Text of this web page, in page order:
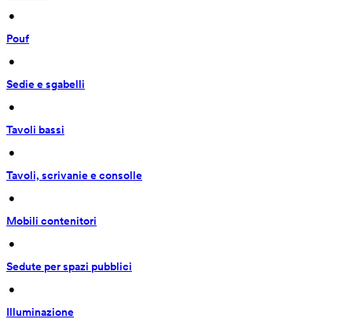
•
Pouf
•
Sedie e sgabelli
•
Tavoli bassi
•
Tavoli, scrivanie e consolle
•
Mobili contenitori
•
Sedute per spazi pubblici
•
Illuminazione